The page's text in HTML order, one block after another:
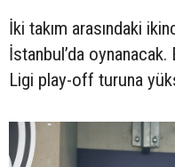
İki takım arasındaki
İstanbul’da
Ligi play-off turuna